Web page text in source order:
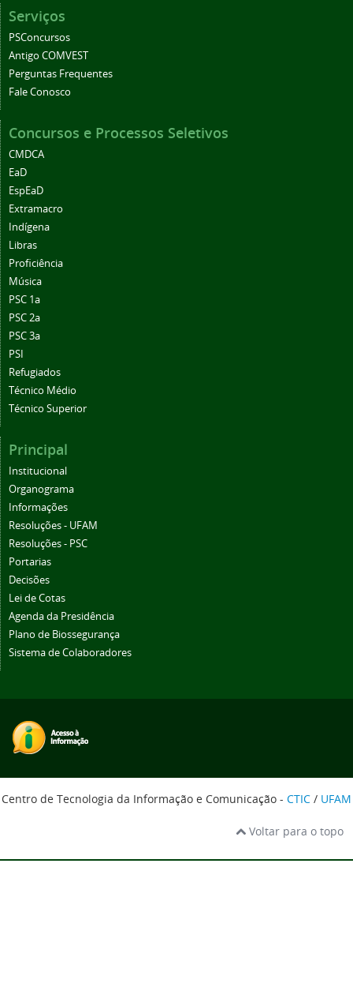
Serviços
PSConcursos
Antigo COMVEST
Perguntas Frequentes
Fale Conosco
Concursos e Processos Seletivos
CMDCA
EaD
EspEaD
Extramacro
Indígena
Libras
Proficiência
Música
PSC 1a
PSC 2a
PSC 3a
PSI
Refugiados
Técnico Médio
Técnico Superior
Principal
Institucional
Organograma
Informações
Resoluções - UFAM
Resoluções - PSC
Portarias
Decisões
Lei de Cotas
Agenda da Presidência
Plano de Biossegurança
Sistema de Colaboradores
Centro de Tecnologia da Informação e Comunicação - CTIC / UFAM
Voltar para o topo